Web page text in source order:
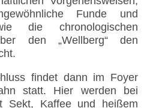
Funde und
die chronologischen
den „Wellberg“ den
findet dann im Foyer
statt. Hier werden bei
Sekt, Kaffee und heißem